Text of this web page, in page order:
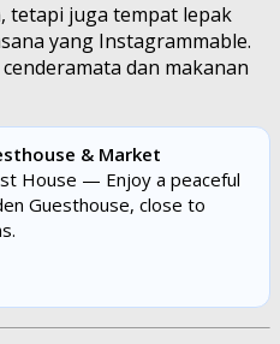
tetapi juga tempat lepak
yang Instagrammable.
dan makanan
& Market
House — Enjoy a peaceful
Guesthouse, close to